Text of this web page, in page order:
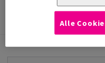
Grafischer & POS-Karton
GZ/ZU - durchgebleichter Sulfatkarton
Alle